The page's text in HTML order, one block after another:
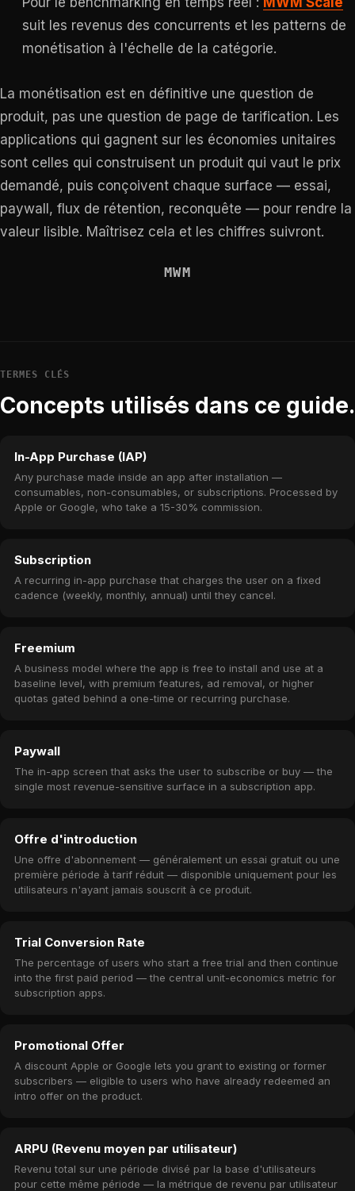
suit les revenus des concurrents et les patterns de
monétisation à l'échelle de la catégorie.
La monétisation est en définitive une question de
produit, pas une question de page de tarification. Les
applications qui gagnent sur les économies unitaires
sont celles qui construisent un produit qui vaut le prix
demandé, puis conçoivent chaque surface — essai,
paywall, flux de rétention, reconquête — pour rendre la
valeur lisible. Maîtrisez cela et les chiffres suivront.
MWM
TERMES CLÉS
Concepts utilisés dans ce guide.
In-App Purchase (IAP)
Any purchase made inside an app after installation —
consumables, non-consumables, or subscriptions. Processed by
Apple or Google, who take a 15-30% commission.
Subscription
A recurring in-app purchase that charges the user on a fixed
cadence (weekly, monthly, annual) until they cancel.
Freemium
A business model where the app is free to install and use at a
baseline level, with premium features, ad removal, or higher
quotas gated behind a one-time or recurring purchase.
Paywall
The in-app screen that asks the user to subscribe or buy — the
single most revenue-sensitive surface in a subscription app.
Offre d'introduction
Une offre d'abonnement — généralement un essai gratuit ou une
première période à tarif réduit — disponible uniquement pour les
utilisateurs n'ayant jamais souscrit à ce produit.
Trial Conversion Rate
The percentage of users who start a free trial and then continue
into the first paid period — the central unit-economics metric for
subscription apps.
Promotional Offer
A discount Apple or Google lets you grant to existing or former
subscribers — eligible to users who have already redeemed an
intro offer on the product.
ARPU (Revenu moyen par utilisateur)
Revenu total sur une période divisé par la base d'utilisateurs
pour cette même période — la métrique de revenu par utilisateur